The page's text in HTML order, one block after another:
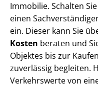
Immobilie. Schalten
einen
ein. Dieser kann Sie
Kosten beraten und
Objektes bis zur
zuverlässig begleiten.
Verkehrswerte von